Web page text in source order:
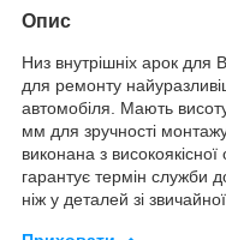
Опис
Низ внутрішніх арок
для ремонту
автомобіля. Мають
мм для зручності
виконана з
гарантує термін служби
ніж у деталей зі